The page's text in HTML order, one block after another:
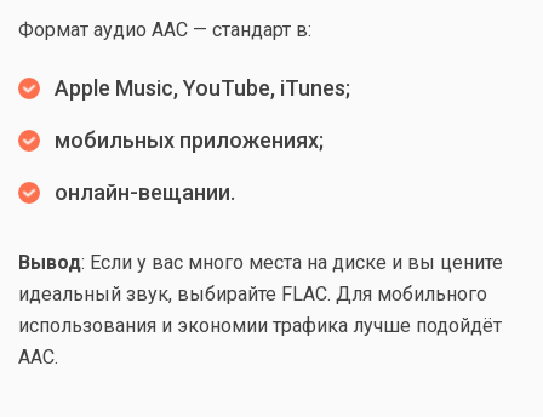
Формат аудио AAC — стандарт в:
Apple Music, YouTube, iTunes;
мобильных приложениях;
онлайн-вещании.
Вывод: Если у вас много места на диске и вы цените
идеальный звук, выбирайте FLAC. Для мобильного
использования и экономии трафика лучше подойдёт
AAC.